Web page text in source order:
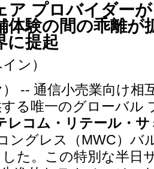
ア プロバイダー
体験の間の乖離が
に提起
ン）
） -- 通信小売業向け相
る唯一のグローバル
レコム・リテール・サ
ングレス（MWC）バ
た。この特別な半日